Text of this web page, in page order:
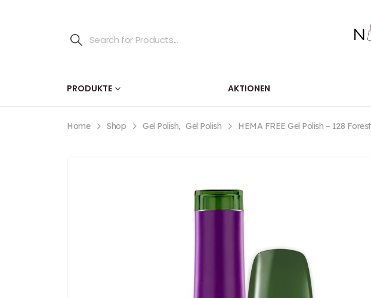
PRODUKTE AKTIONEN
Home Shop Gel Polish, Gel Polish HEMA FREE Gel Polish – 128